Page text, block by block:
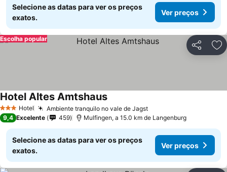
Selecione as datas para ver os preços
exatos.
Ver preços
Partilhar
Escolha popular
3 EstrelasHotel Ambiente tranquilo no vale de Jagst
Hotel Altes Amtshaus
9,4 Excelente 459 Mulfingen, a 15.0 km de Langenburg
Selecione as datas para ver os preços
exatos.
Ver preços